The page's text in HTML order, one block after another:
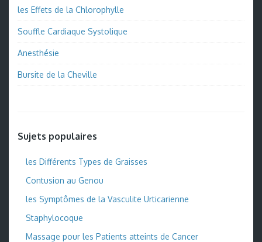
les Effets de la Chlorophylle
Souffle Cardiaque Systolique
Anesthésie
Bursite de la Cheville
Sujets populaires
les Différents Types de Graisses
Contusion au Genou
les Symptômes de la Vasculite Urticarienne
Staphylocoque
Massage pour les Patients atteints de Cancer